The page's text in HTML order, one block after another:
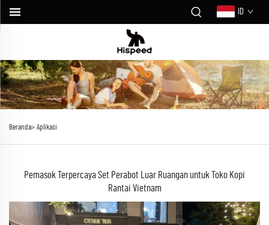
ID
Beranda> Aplikasi
Pemasok Terpercaya Set Perabot Luar Ruangan untuk Toko Kopi
Rantai Vietnam